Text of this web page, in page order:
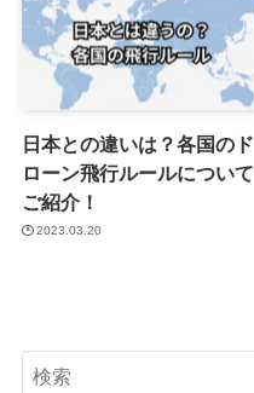
日本との違いは？各国のド
ローン飛行ルールについて
ご紹介！
2023.03.20